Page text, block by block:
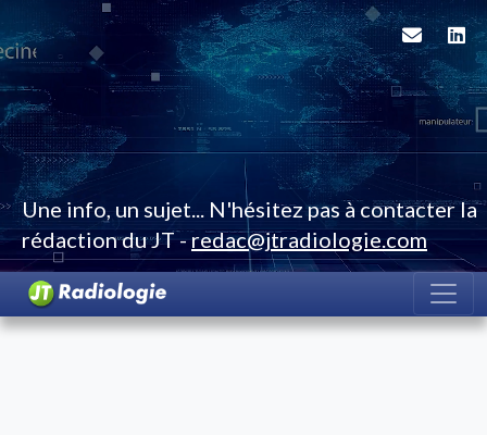
Une info, un sujet... N'hésitez pas à contacter la
rédaction du JT -redac@jtradiologie.com